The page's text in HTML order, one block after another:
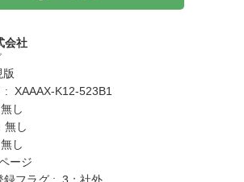
会社
版
: XAAAX-K12-523B1
し
無し
し
ージ
録フラグ : 3：社外